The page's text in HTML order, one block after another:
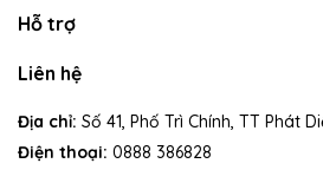
Hỗ trợ
Liên hệ
Địa chỉ: Số 41, Phố Trì Chính, TT Phát
Điện thoại: 0888 386828